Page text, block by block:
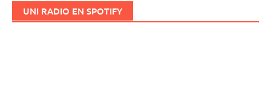
UNI RADIO EN SPOTIFY